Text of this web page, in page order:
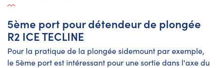
5ème port pour détendeur de plongée
R2 ICE TECLINE
Pour la pratique de la plongée sidemount par exemple,
le 5ème port est intéressant pour une sortie dans l'axe du